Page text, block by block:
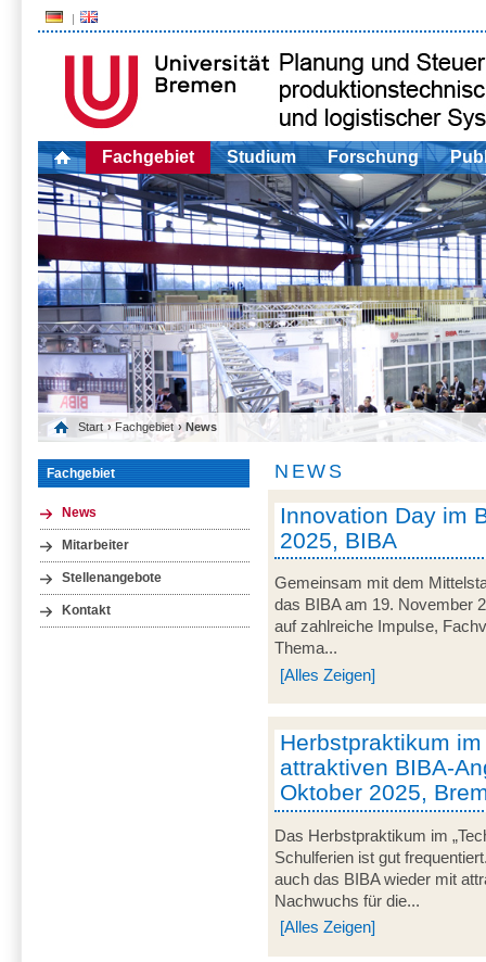
Fachgebiet Studium Forschung
Start › Fachgebiet › News
Fachgebiet
News
Mitarbeiter
Stellenangebote
Kontakt
NEWS
Innovation Day im
2025, BIBA
Gemeinsam mit dem
das BIBA am 19. November
auf zahlreiche Impulse,
Thema...
[Alles Zeigen]
Herbstpraktikum
attraktiven BIBA-
Oktober 2025,
Das Herbstpraktikum im
Schulferien ist gut
auch das BIBA wieder mit
Nachwuchs für die...
[Alles Zeigen]